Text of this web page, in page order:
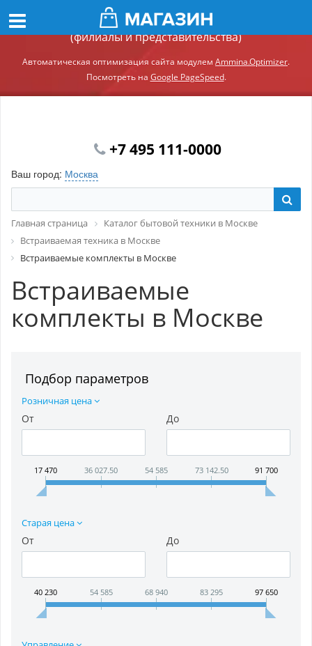
Демонстрационный сайт модуля Ammina.Регионы
(филиалы и представительства)
Автоматическая оптимизация сайта модулем Ammina.Optimizer.
Посмотреть на Google PageSpeed.
+7 495 111-0000
Ваш город: Москва
Главная страница
Каталог бытовой техники в Москве
Встраиваемая техника в Москве
Встраиваемые комплекты в Москве
Встраиваемые
комплекты в Москве
Подбор параметров
Розничная цена
От До
17 470 36 027.50 54 585 73 142.50 91 700
Старая цена
От До
40 230 54 585 68 940 83 295 97 650